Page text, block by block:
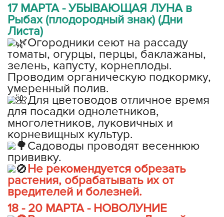
17 МАРТА - УБЫВАЮЩАЯ ЛУНА в
Рыбах (плодородный знак) (Дни
Листа)
Огородники сеют на рассаду
томаты, огурцы, перцы, баклажаны,
зелень, капусту, корнеплоды.
Проводим органическую подкормку,
умеренный полив.
Для цветоводов отличное время
для посадки однолетников,
многолетников, луковичных и
корневищных культур.
Садоводы проводят весеннюю
прививку.
Не рекомендуется обрезать
растения, обрабатывать их от
вредителей и болезней.
18 - 20 МАРТА - НОВОЛУНИЕ